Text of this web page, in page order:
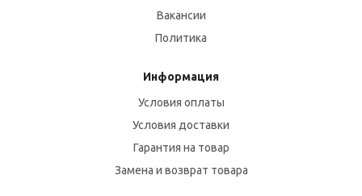
Вакансии
Политика
Информация
Условия оплаты
Условия доставки
Гарантия на товар
Замена и возврат товара